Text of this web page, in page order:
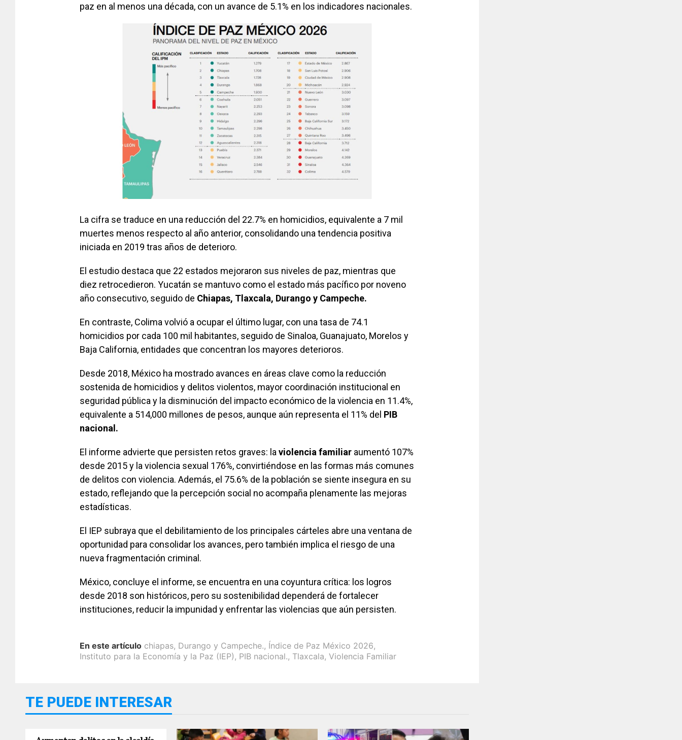
paz en al menos una década, con un avance de 5.1% en los indicadores nacionales.
La cifra se traduce en una reducción del 22.7% en homicidios, equivalente a 7 mil
muertes menos respecto al año anterior, consolidando una tendencia positiva
iniciada en 2019 tras años de deterioro.
El estudio destaca que 22 estados mejoraron sus niveles de paz, mientras que
diez retrocedieron. Yucatán se mantuvo como el estado más pacífico por noveno
año consecutivo, seguido de Chiapas, Tlaxcala, Durango y Campeche.
En contraste, Colima volvió a ocupar el último lugar, con una tasa de 74.1
homicidios por cada 100 mil habitantes, seguido de Sinaloa, Guanajuato, Morelos y
Baja California, entidades que concentran los mayores deterioros.
Desde 2018, México ha mostrado avances en áreas clave como la reducción
sostenida de homicidios y delitos violentos, mayor coordinación institucional en
seguridad pública y la disminución del impacto económico de la violencia en 11.4%,
equivalente a 514,000 millones de pesos, aunque aún representa el 11% del PIB
nacional.
El informe advierte que persisten retos graves: la violencia familiar aumentó 107%
desde 2015 y la violencia sexual 176%, convirtiéndose en las formas más comunes
de delitos con violencia. Además, el 75.6% de la población se siente insegura en su
estado, reflejando que la percepción social no acompaña plenamente las mejoras
estadísticas.
El IEP subraya que el debilitamiento de los principales cárteles abre una ventana de
oportunidad para consolidar los avances, pero también implica el riesgo de una
nueva fragmentación criminal.
México, concluye el informe, se encuentra en una coyuntura crítica: los logros
desde 2018 son históricos, pero su sostenibilidad dependerá de fortalecer
instituciones, reducir la impunidad y enfrentar las violencias que aún persisten.
En este artículo chiapas, Durango y Campeche., Índice de Paz México 2026,
Instituto para la Economía y la Paz (IEP), PIB nacional., Tlaxcala, Violencia Familiar
TE PUEDE INTERESAR